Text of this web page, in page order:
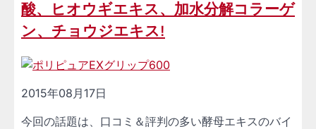
酸、ヒオウギエキス、加水分解コラーゲ
ン、チョウジエキス!
2015年08月17日
今回の話題は、口コミ＆評判の多い酵母エキスのバイ